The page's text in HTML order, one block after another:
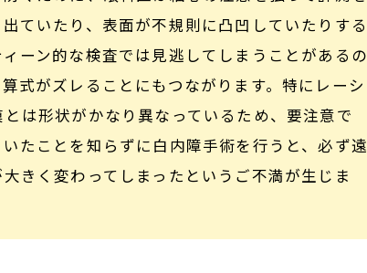
ていたり、表面が不規則に凸凹していたりする
ーン的な検査では見逃してしまうことがあるの
式がズレることにもつながります。特にレーシ
は形状がかなり異なっているため、要注意で
たことを知らずに白内障手術を行うと、必ず遠
きく変わってしまったというご不満が生じま